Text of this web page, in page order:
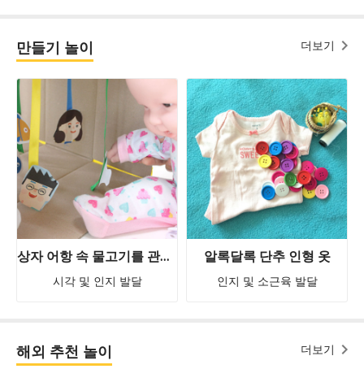
만들기 놀이 더보기
상자 어항 속 물고기를 관찰해요
시각 및 인지 발달
알록달록 단추 인형 옷
인지 및 소근육 발달
해외 추천 놀이 더보기